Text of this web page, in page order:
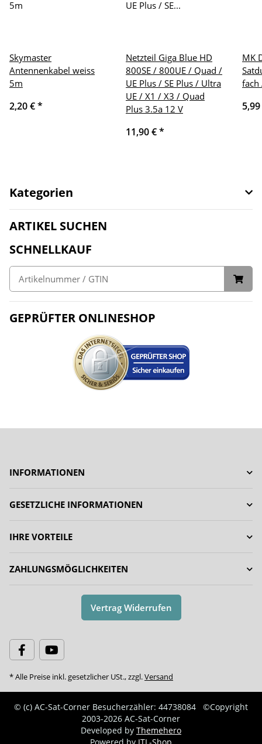
Skymaster
Antennenkabel weiss
5m
2,20 €*
Netzteil Giga Blue HD
800SE / 800UE / Quad /
UE Plus / SE Plus / Ultra
UE / X1 / X3 / Quad
Plus 3.5a 12 V
11,90 €*
MK
fach
Kategorien
ARTIKEL SUCHEN
SCHNELLKAUF
GEPRÜFTER ONLINESHOP
INFORMATIONEN
GESETZLICHE INFORMATIONEN
IHRE VORTEILE
ZAHLUNGSMÖGLICHKEITEN
Vertrag Widerrufen
* Alle Preise inkl. gesetzlicher USt., zzgl.Versand
© (c) AC-Sat-Corner Besucherzähler: 44738084
©Copyright
2003-2026 AC-Sat-Corner
Developed by Themehero